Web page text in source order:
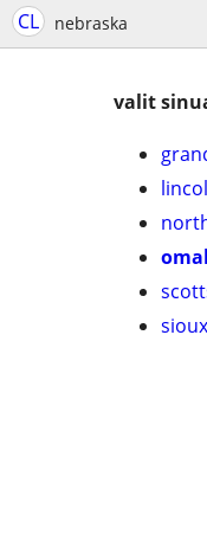
CL nebraska
valit